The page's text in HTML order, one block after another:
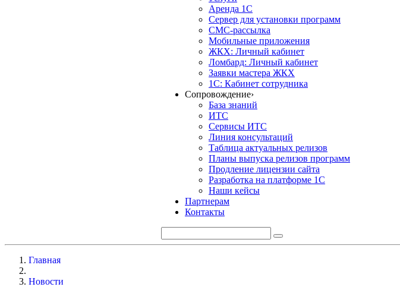
Аренда 1С
Сервер для установки программ
СМС-рассылка
Мобильные приложения
ЖКХ: Личный кабинет
Ломбард: Личный кабинет
Заявки мастера ЖКХ
1С: Кабинет сотрудника
Сопровождение›
База знаний
ИТС
Сервисы ИТС
Линия консультаций
Таблица актуальных релизов
Планы выпуска релизов программ
Продление лицензии сайта
Разработка на платформе 1С
Наши кейсы
Партнерам
Контакты
Главная
Новости